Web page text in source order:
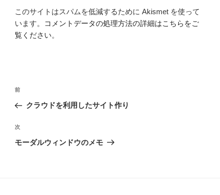
このサイトはスパムを低減するために Akismet を使って
います。
コメントデータの処理方法の詳細はこちらをご
覧ください。
投
ナ
ビ
ゲ
前
の
稿
前
クラウドを利用したサイト作り
次
の
次
モーダルウィンドウのメモ